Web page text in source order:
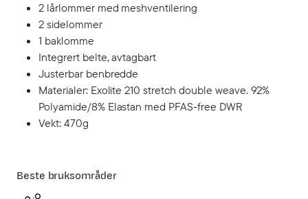
2 lårlommer med meshventilering
2 sidelommer
1 baklomme
Integrert belte, avtagbart
Justerbar benbredde
Materialer: Exolite 210 stretch double weave. 92%
Polyamide/8% Elastan med PFAS-free DWR
Vekt: 470g
Beste bruksområder